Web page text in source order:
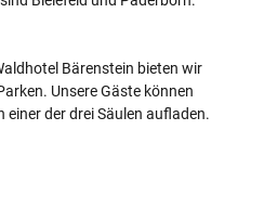
Bärenstein bieten wir
Unsere Gäste können
der drei Säulen aufladen.